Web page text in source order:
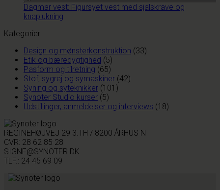
Dagmar vest: Figursyet vest med sjalskrave og
knaplukning
Kategorier
Design og mønsterkonstruktion (33)
Etik og bæredygtighed (5)
Pasform og tilretning (65)
Stof, sygrej og symaskiner (42)
Syning og syteknikker (101)
Synoter Studio kurser (5)
Udstillinger, anmeldelser og interviews (18)
REGINEHØJVEJ 29 3.TH / 8200 ÅRHUS N
CVR: 28 62 85 28
SIGNE@SYNOTER.DK
TLF.: 24 45 69 09